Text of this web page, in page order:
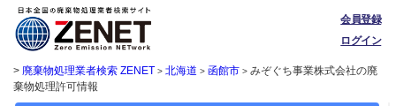
会員登録
ログイン
> 廃棄物処理業者検索 ZENET > 北海道 > 函館市> みぞぐち事業株式会社の廃
棄物処理許可情報